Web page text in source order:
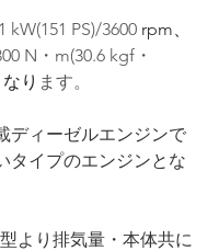
kW(151 PS)/3600 rpm、
N・m(30.6 kgf・
り ます。
ディーゼルエンジンで
タイプのエンジンとな
より排気量・本体共に